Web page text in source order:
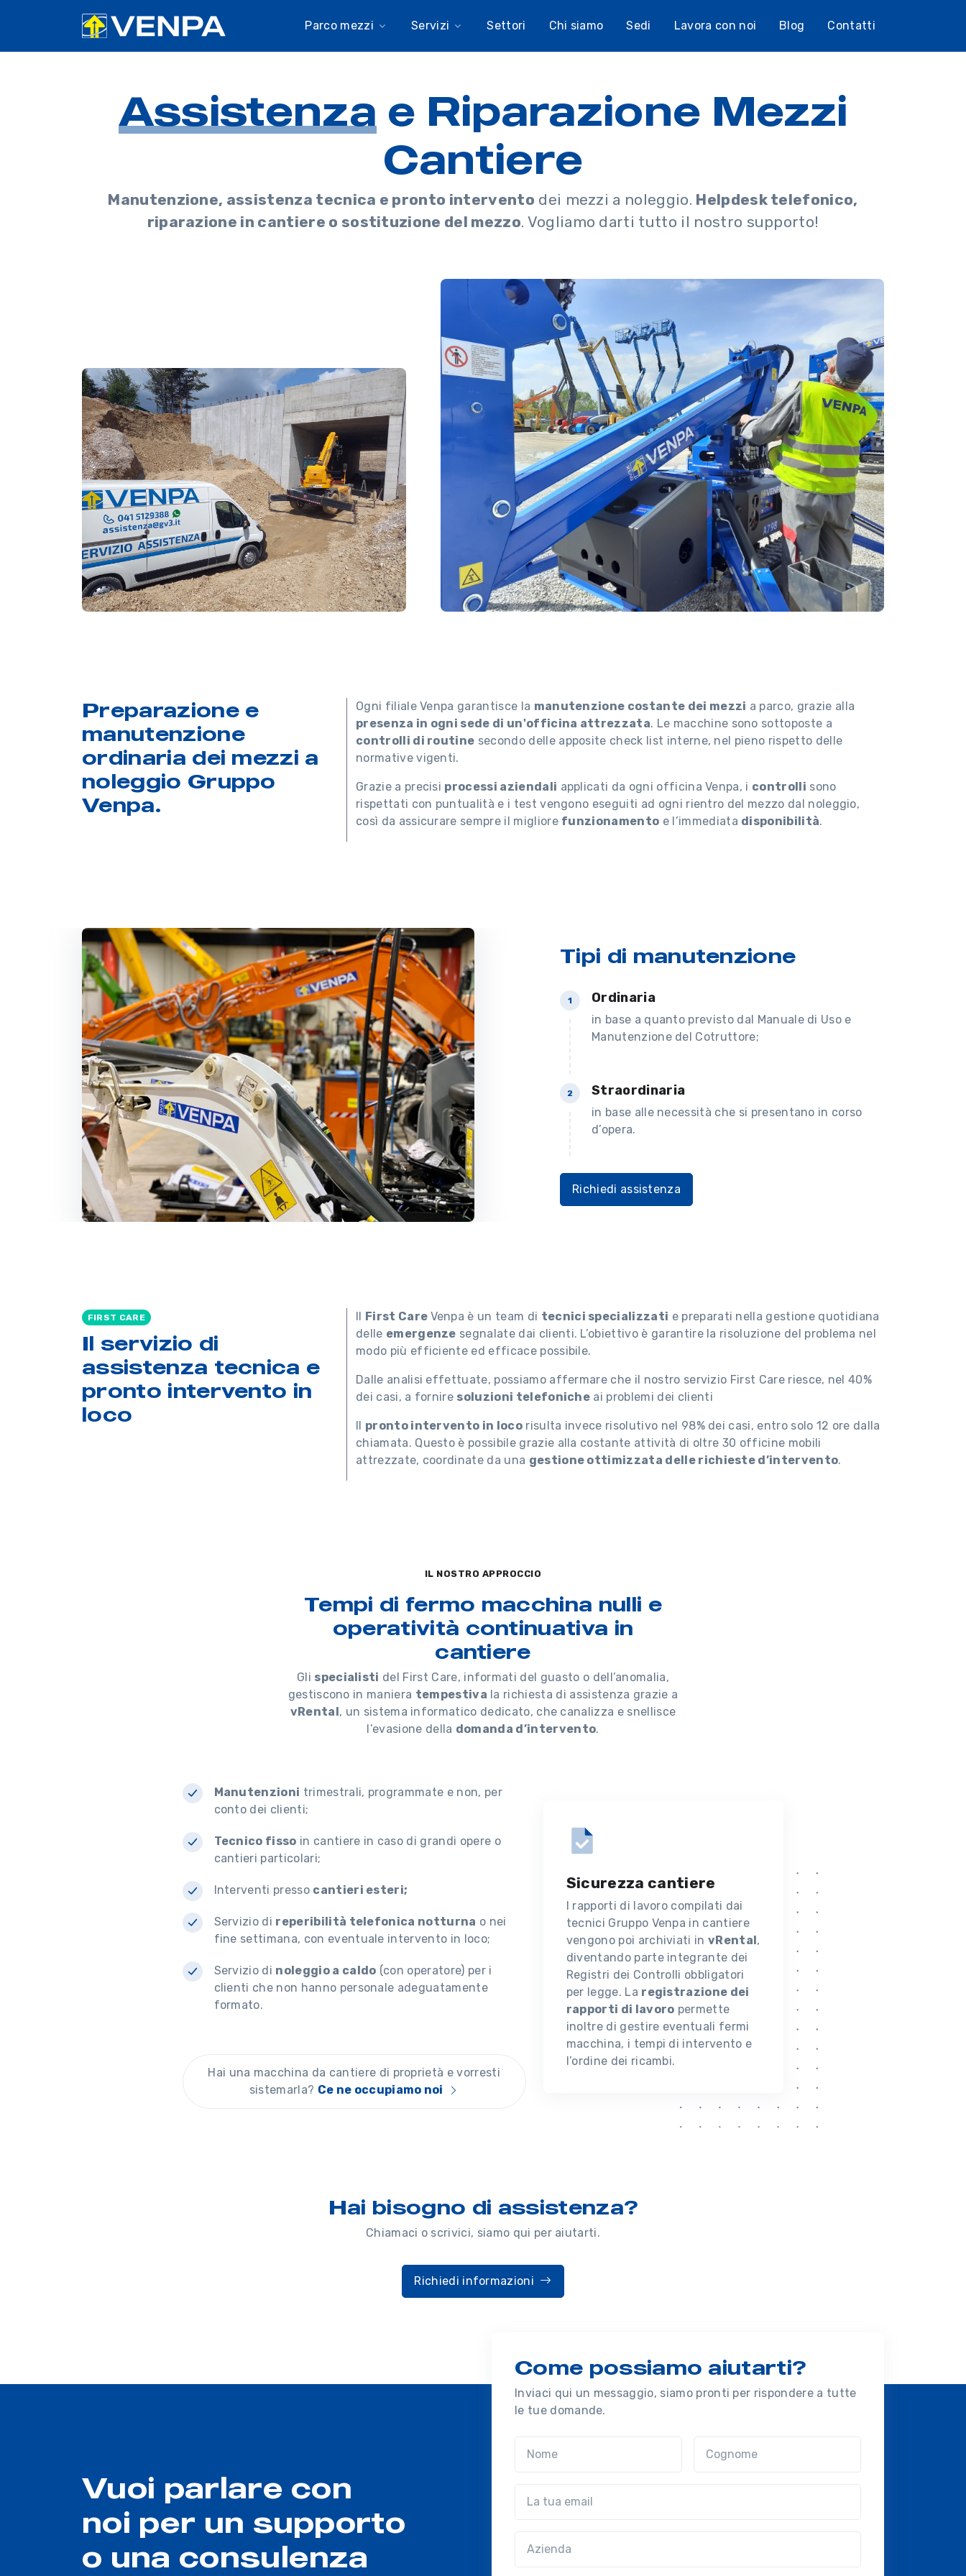
Parco mezzi Servizi Settori Chi siamo Sedi Lavora con noi Blog Contatti
Assistenza e Riparazione Mezzi
Cantiere
Manutenzione, assistenza tecnica e pronto intervento dei mezzi a noleggio. Helpdesk telefonico,
riparazione in cantiere o sostituzione del mezzo. Vogliamo darti tutto il nostro supporto!
Preparazione e
manutenzione
ordinaria dei mezzi a
noleggio Gruppo
Venpa.
Ogni filiale Venpa garantisce la manutenzione costante dei mezzi a parco, grazie alla
presenza in ogni sede di un'officina attrezzata. Le macchine sono sottoposte a
controlli di routine secondo delle apposite check list interne, nel pieno rispetto delle
normative vigenti.
Grazie a precisi processi aziendali applicati da ogni officina Venpa, i controlli sono
rispettati con puntualità e i test vengono eseguiti ad ogni rientro del mezzo dal noleggio,
così da assicurare sempre il migliore funzionamento e l’immediata disponibilità.
Tipi di manutenzione
1 Ordinaria
in base a quanto previsto dal Manuale di Uso e
Manutenzione del Cotruttore;
2 Straordinaria
in base alle necessità che si presentano in corso
d’opera.
Richiedi assistenza
FIRST CARE
Il servizio di
assistenza tecnica e
pronto intervento in
loco
First Care Venpa è un team di tecnici specializzati e preparati nella gestione quotidiana
delle emergenze segnalate dai clienti. L’obiettivo è garantire la risoluzione del problema nel
modo più efficiente ed efficace possibile.
Dalle analisi effettuate, possiamo affermare che il nostro servizio First Care riesce, nel 40%
dei casi, a fornire soluzioni telefoniche ai problemi dei clienti
pronto intervento in locorisulta invece risolutivo nel 98% dei casi, entro solo 12 ore dalla
chiamata. Questo è possibile grazie alla costante attività di oltre 30 officine mobili
attrezzate, coordinate da una gestione ottimizzata delle richieste d’intervento.
IL NOSTRO APPROCCIO
Tempi di fermo macchina nulli e
operatività continuativa in
cantiere
Gli specialisti del First Care, informati del guasto o dell’anomalia,
gestiscono in maniera tempestiva la richiesta di assistenza grazie a
vRental , un sistema informatico dedicato, che canalizza e snellisce
l’evasione della domanda d’intervento.
Manutenzioni trimestrali, programmate e non, per
conto dei clienti;
Tecnico fisso in cantiere in caso di grandi opere o
cantieri particolari;
Interventi presso cantieri esteri;
Servizio di reperibilità telefonica notturna o nei
fine settimana, con eventuale intervento in loco;
Servizio di noleggio a caldo (con operatore) per i
clienti che non hanno personale adeguatamente
formato.
Hai una macchina da cantiere di proprietà e vorresti
sistemarla? Ce ne occupiamo noi
Sicurezza cantiere
I rapporti di lavoro compilati dai
tecnici Gruppo Venpa in cantiere
vengono poi archiviati invRental,
diventando parte integrante dei
Registri dei Controlli obbligatori
per legge. La registrazione dei
rapporti di lavoro permette
inoltre di gestire eventuali fermi
macchina, i tempi di intervento e
l’ordine dei ricambi.
Hai bisogno di assistenza?
Chiamaci o scrivici, siamo qui per aiutarti.
Richiedi informazioni
Vuoi parlare con
noi per un supporto
o una consulenza
Come possiamo aiutarti?
Inviaci qui un messaggio, siamo pronti per rispondere a tutte
le tue domande.